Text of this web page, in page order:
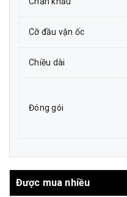
Cỡ đầu vặn ốc
Chiều dài
Đóng gói
Được mua nhiều